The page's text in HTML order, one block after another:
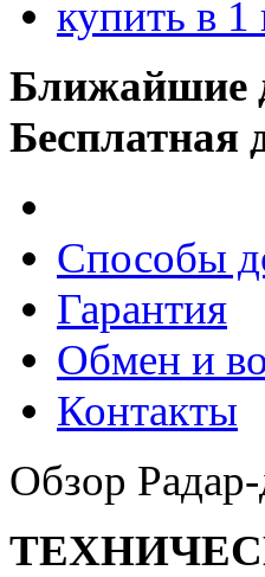
купить в 1
Ближайшие
Бесплатная
Способы
Гарантия
Обмен и
Контакты
Обзор